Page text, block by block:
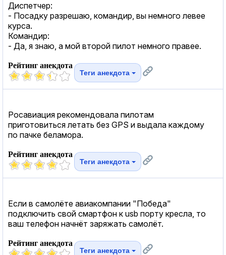
Диспетчер:
- Посадку разрешаю, командир, вы немного левее
курса.
Командир:
- Да, я знаю, а мой второй пилот немного правее.
Рейтинг анекдота
Теги анекдота
Росавиация рекомендовала пилотам
приготовиться летать без GPS и выдала каждому
по пачке беламора.
Рейтинг анекдота
Теги анекдота
Если в самолёте авиакомпании "Победа"
подключить свой смартфон к usb порту кресла, то
ваш телефон начнёт заряжать самолёт.
Рейтинг анекдота
Теги анекдота